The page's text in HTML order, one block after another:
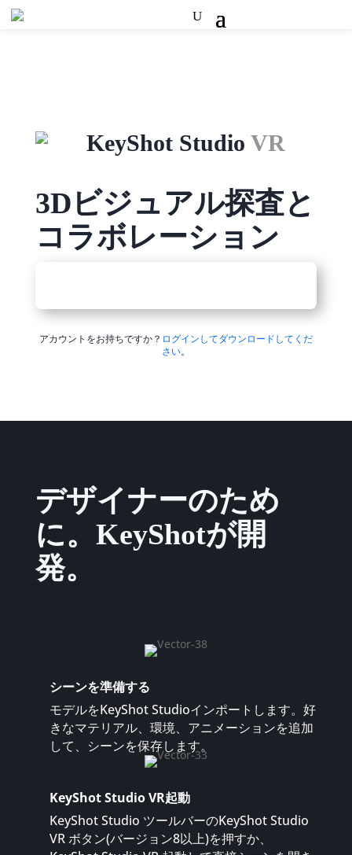
KeyShot Studio VR
3Dビジュアル探査と
コラボレーション
アカウントをお持ちですか？ ログインしてダウンロードしてくだ
さい。
デザイナーのため
に。KeyShotが開
発。
シーンを準備する
モデルをKeyShot Studioインポートします。好
きなマテリアル、環境、アニメーションを追加
して、シーンを保存します。
KeyShot Studio VR起動
KeyShot Studio ツールバーのKeyShot Studio
VR ボタン(バージョン8以上)を押すか、